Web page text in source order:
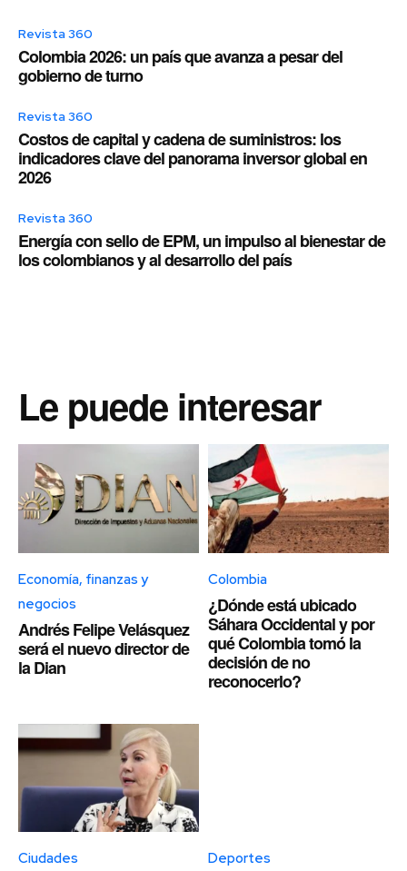
Revista 360
Colombia 2026: un país que avanza a pesar del
gobierno de turno
Revista 360
Costos de capital y cadena de suministros: los
indicadores clave del panorama inversor global en
2026
Revista 360
Energía con sello de EPM, un impulso al bienestar de
los colombianos y al desarrollo del país
Le puede interesar
Economía, finanzas y
negocios
Andrés Felipe Velásquez
será el nuevo director de
la Dian
Colombia
¿Dónde está ubicado
Sáhara Occidental y por
qué Colombia tomó la
decisión de no
reconocerlo?
Ciudades Deportes